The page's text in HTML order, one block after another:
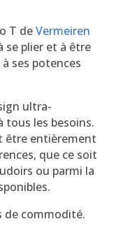
T deVermeiren
se plier et à être
ses potences
ultra-
tous les besoins.
être entièrement
que ce soit
ou parmi la
de commodité.